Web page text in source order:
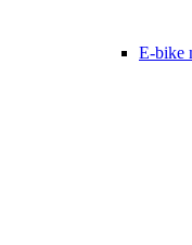
E-bike